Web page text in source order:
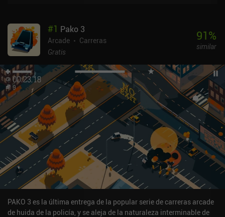
#1 Pako 3
Arcade
Carreras
Gratis
91%
similar
PAKO 3 es la última entrega de la popular serie de carreras arcade
de huida de la policía, y se aleja de la naturaleza interminable de